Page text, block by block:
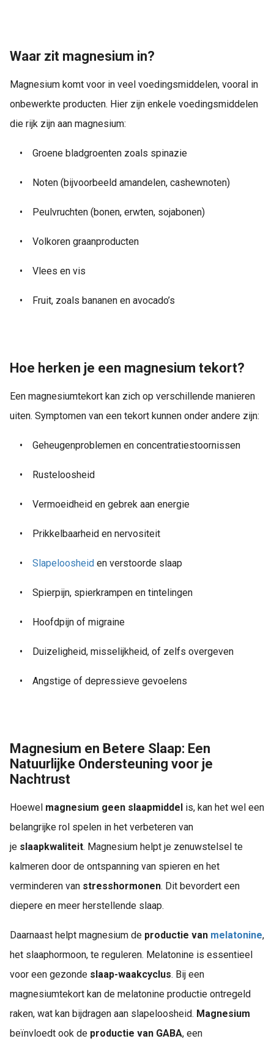
Waar zit magnesium in?
Magnesium komt voor in veel voedingsmiddelen, vooral in
onbewerkte producten. Hier zijn enkele voedingsmiddelen
die rijk zijn aan magnesium:
• Groene bladgroenten zoals spinazie
• Noten (bijvoorbeeld amandelen, cashewnoten)
• Peulvruchten (bonen, erwten, sojabonen)
• Volkoren graanproducten
• Vlees en vis
• Fruit, zoals bananen en avocado’s
Hoe herken je een magnesium tekort?
Een magnesiumtekort kan zich op verschillende manieren
uiten. Symptomen van een tekort kunnen onder andere zijn:
• Geheugenproblemen en concentratiestoornissen
• Rusteloosheid
• Vermoeidheid en gebrek aan energie
• Prikkelbaarheid en nervositeit
• Slapeloosheid en verstoorde slaap
• Spierpijn, spierkrampen en tintelingen
• Hoofdpijn of migraine
• Duizeligheid, misselijkheid, of zelfs overgeven
• Angstige of depressieve gevoelens
Magnesium en Betere Slaap: Een
Natuurlijke Ondersteuning voor je
Nachtrust
Hoewel magnesium geen slaapmiddel is, kan het wel een
belangrijke rol spelen in het verbeteren van
je slaapkwaliteit. Magnesium helpt je zenuwstelsel te
kalmeren door de ontspanning van spieren en het
verminderen van stresshormonen. Dit bevordert een
diepere en meer herstellende slaap.
Daarnaast helpt magnesium de productie van melatonine,
het slaaphormoon, te reguleren. Melatonine is essentieel
voor een gezonde slaap-waakcyclus. Bij een
magnesiumtekort kan de melatonine productie ontregeld
raken, wat kan bijdragen aan slapeloosheid. Magnesium
beïnvloedt ook de productie van GABA, een